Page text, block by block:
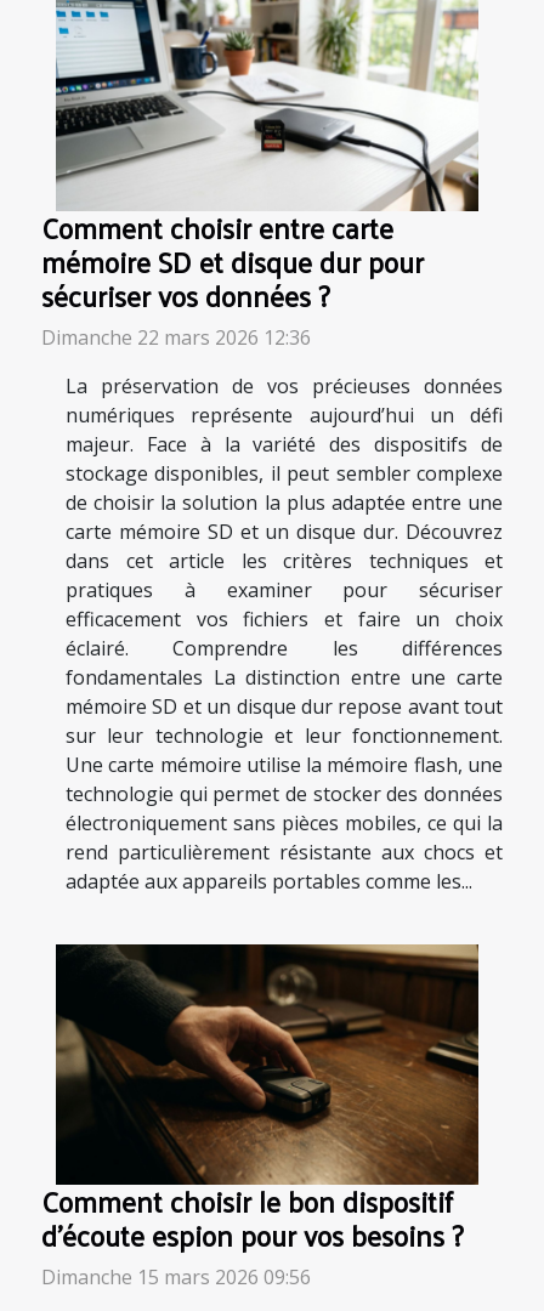
Comment choisir entre carte
mémoire SD et disque dur pour
sécuriser vos données ?
Dimanche 22 mars 2026 12:36
La préservation de vos précieuses données
numériques représente aujourd’hui un défi
majeur. Face à la variété des dispositifs de
stockage disponibles, il peut sembler complexe
de choisir la solution la plus adaptée entre une
carte mémoire SD et un disque dur. Découvrez
dans cet article les critères techniques et
pratiques à examiner pour sécuriser
efficacement vos fichiers et faire un choix
éclairé. Comprendre les différences
fondamentales La distinction entre une carte
mémoire SD et un disque dur repose avant tout
sur leur technologie et leur fonctionnement.
Une carte mémoire utilise la mémoire flash, une
technologie qui permet de stocker des données
électroniquement sans pièces mobiles, ce qui la
rend particulièrement résistante aux chocs et
adaptée aux appareils portables comme les...
Comment choisir le bon dispositif
d'écoute espion pour vos besoins ?
Dimanche 15 mars 2026 09:56